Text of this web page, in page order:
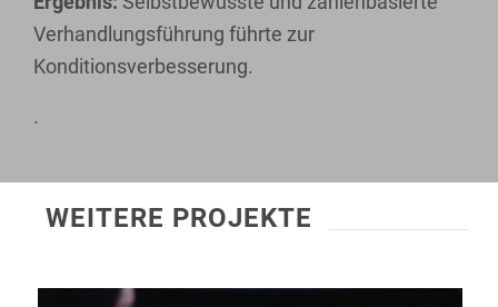
Verhandlungsführung führte zur
Konditionsverbesserung.
.
WEITERE PROJEKTE